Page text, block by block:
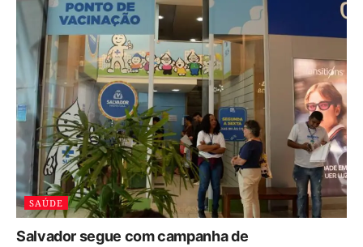
SAÚDE
Salvador segue com campanha de